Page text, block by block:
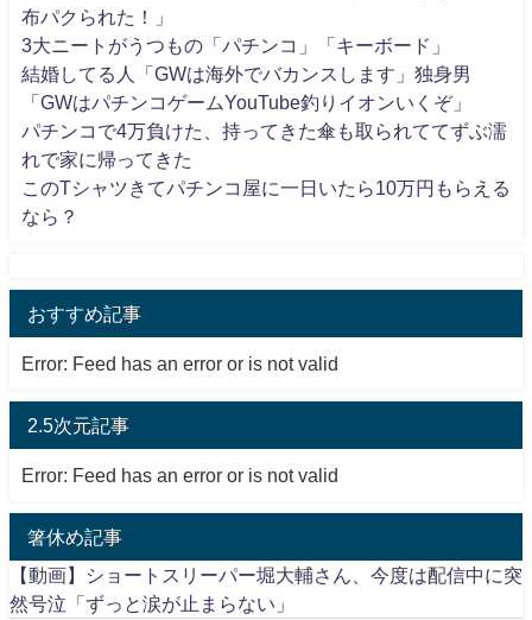
布パクられた！」
3大ニートがうつもの「パチンコ」「キーボード」
結婚してる人「GWは海外でバカンスします」独身男
「GWはパチンコゲームYouTube釣りイオンいくぞ」
パチンコで4万負けた、持ってきた傘も取られててずぶ濡
れで家に帰ってきた
このTシャツきてパチンコ屋に一日いたら10万円もらえる
なら？
おすすめ記事
Error: Feed has an error or is not valid
2.5次元記事
Error: Feed has an error or is not valid
箸休め記事
【動画】ショートスリーパー堀大輔さん、今度は配信中に突
然号泣「ずっと涙が止まらない」